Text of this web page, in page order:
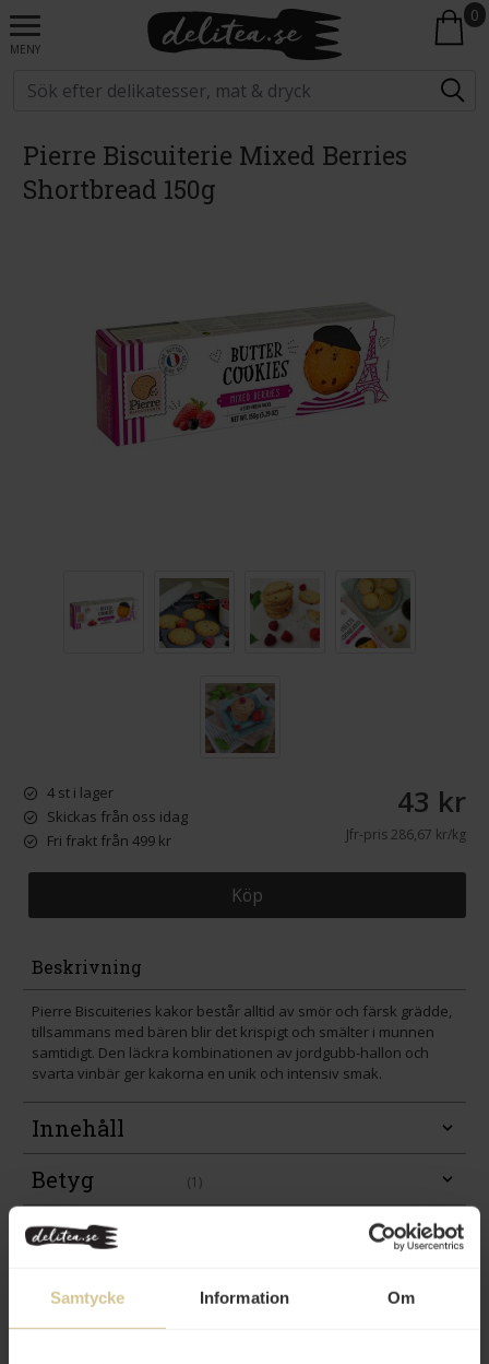
Samtycke Information Om
MENY
0
Pierre Biscuiterie Mixed Berries
Shortbread 150g
4 st i lager
Skickas från oss idag
Fri frakt från 499 kr
43 kr
Jfr-pris286,67 kr/kg
Köp
Beskrivning
Pierre Biscuiteries kakor består alltid av smör och färsk grädde,
tillsammans med bären blir det krispigt och smälter i munnen
samtidigt. Den läckra kombinationen av jordgubb-hallon och
svarta vinbär ger kakorna en unik och intensiv smak.
Innehåll
Betyg
(1)
Produktfakta